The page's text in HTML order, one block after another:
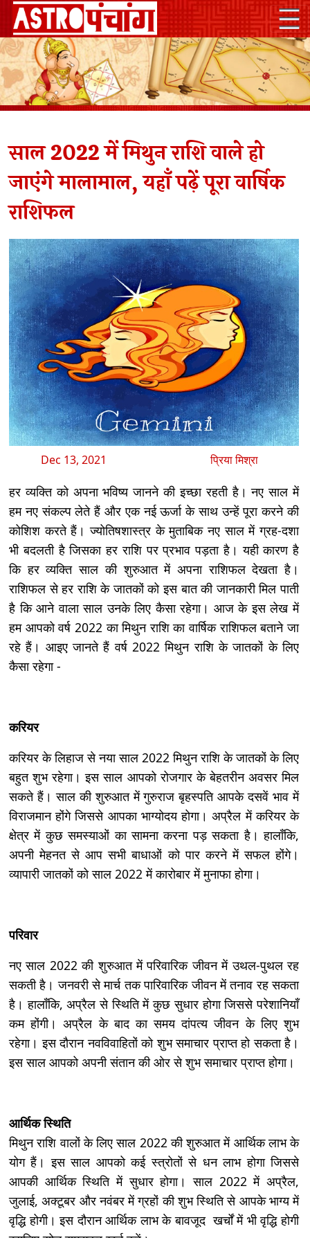
साल 2022 में मिथुन राशि वाले हो
जाएंगे मालामाल, यहाँ पढ़ें पूरा वार्षिक
राशिफल
Dec 13, 2021 प्रिया मिश्रा
हर व्यक्ति को अपना भविष्य जानने की इच्छा रहती है। नए साल में
हम नए संकल्प लेते हैं और एक नई ऊर्जा के साथ उन्हें पूरा करने की
कोशिश करते हैं। ज्योतिषशास्त्र के मुताबिक नए साल में ग्रह-दशा
भी बदलती है जिसका हर राशि पर प्रभाव पड़ता है। यही कारण है
कि हर व्यक्ति साल की शुरुआत में अपना राशिफल देखता है।
राशिफल से हर राशि के जातकों को इस बात की जानकारी मिल पाती
है कि आने वाला साल उनके लिए कैसा रहेगा। आज के इस लेख में
हम आपको वर्ष 2022 का मिथुन राशि का वार्षिक राशिफल बताने जा
रहे हैं। आइए जानते हैं वर्ष 2022 मिथुन राशि के जातकों के लिए
कैसा रहेगा -
करियर
करियर के लिहाज से नया साल 2022 मिथुन राशि के जातकों के लिए
बहुत शुभ रहेगा। इस साल आपको रोजगार के बेहतरीन अवसर मिल
सकते हैं। साल की शुरुआत में गुरुराज बृहस्पति आपके दसवें भाव में
विराजमान होंगे जिससे आपका भाग्योदय होगा। अप्रैल में करियर के
क्षेत्र में कुछ समस्याओं का सामना करना पड़ सकता है। हालाँकि,
अपनी मेहनत से आप सभी बाधाओं को पार करने में सफल होंगे।
व्यापारी जातकों को साल 2022 में कारोबार में मुनाफा होगा।
परिवार
नए साल 2022 की शुरुआत में परिवारिक जीवन में उथल-पुथल रह
सकती है। जनवरी से मार्च तक पारिवारिक जीवन में तनाव रह सकता
है। हालाँकि, अप्रैल से स्थिति में कुछ सुधार होगा जिससे परेशानियाँ
कम होंगी। अप्रैल के बाद का समय दांपत्य जीवन के लिए शुभ
रहेगा। इस दौरान नवविवाहितों को शुभ समाचार प्राप्त हो सकता है।
इस साल आपको अपनी संतान की ओर से शुभ समाचार प्राप्त होगा।
आर्थिक स्थिति
मिथुन राशि वालों के लिए साल 2022 की शुरुआत में आर्थिक लाभ के
योग हैं। इस साल आपको कई स्त्रोतों से धन लाभ होगा जिससे
आपकी आर्थिक स्थिति में सुधार होगा। साल 2022 में अप्रैल,
जुलाई, अक्टूबर और नवंबर में ग्रहों की शुभ स्थिति से आपके भाग्य में
वृद्धि होगी। इस दौरान आर्थिक लाभ के बावजूद खर्चों में भी वृद्धि होगी